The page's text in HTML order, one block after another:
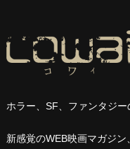
ホラー、SF、ファンタジ
新感覚のWEB映画マガジン